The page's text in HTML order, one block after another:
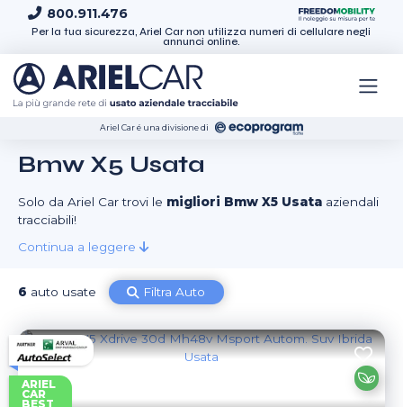
Skip to content
800.911.476
Per la tua sicurezza, Ariel Car non utilizza numeri di cellulare negli
annunci online.
Ariel Car é una divisione di
Bmw X5 Usata
Solo da Ariel Car trovi le migliori Bmw X5 Usata aziendali
tracciabili!
Continua a leggere
6 auto usate Filtra Auto
ARIEL
CAR
BEST